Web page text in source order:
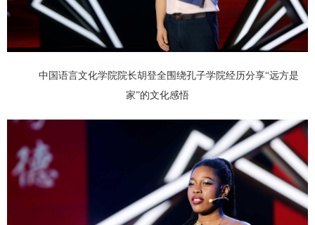
中国语言文化学院院长胡登全围绕孔子学院经历分享“远方是
家”的文化感悟